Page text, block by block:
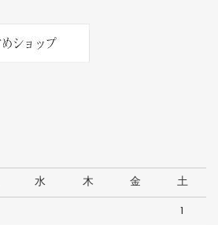
水 木 金 土
1